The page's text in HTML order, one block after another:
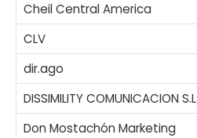
Cheil Central America
CLV
dir.ago
DISSIMILITY COMUNICACION S.L
Don Mostachón Marketing